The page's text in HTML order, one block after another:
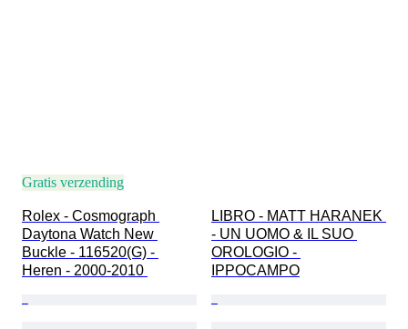
Gratis verzending
Rolex - Cosmograph
Daytona Watch New
Buckle - 116520(G) -
Heren - 2000-2010
LIBRO - MATT HARANEK
- UN UOMO & IL SUO
OROLOGIO -
IPPOCAMPO